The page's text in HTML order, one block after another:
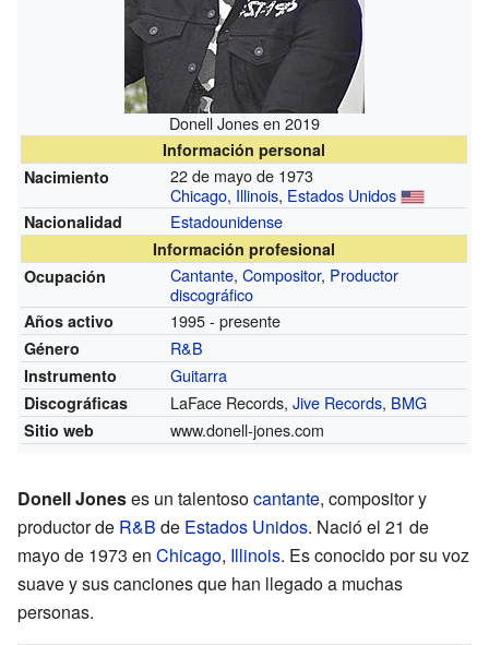
Donell Jones en 2019
Información personal
Nacimiento
22 de mayo de 1973
Chicago, Illinois, Estados Unidos
Nacionalidad Estadounidense
Información profesional
Ocupación
Cantante,Compositor, Productor
discográfico
Años activo 1995 - presente
Género R&B
Instrumento Guitarra
Discográficas LaFace Records,Jive Records, BMG
Sitio web www.donell-jones.com
Donell Joneses un talentosocantante, compositor y
productor de R&B de Estados Unidos. Nació el 21 de
mayo de 1973 en Chicago, Illinois. Es conocido por su voz
suave y sus canciones que han llegado a muchas
personas.